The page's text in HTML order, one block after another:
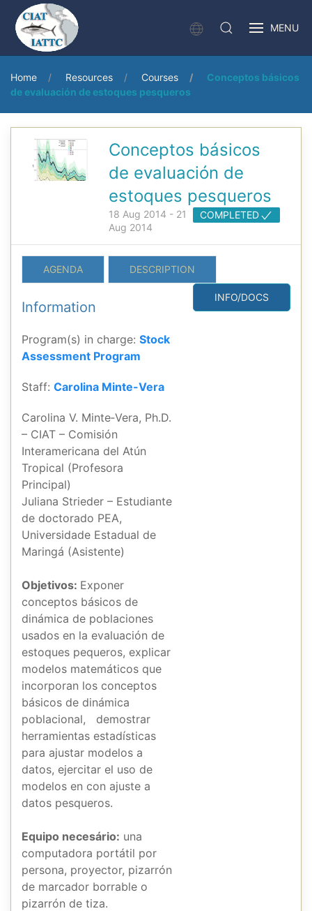
MENU
Home Resources Courses
Conceptos básicos
de evaluación de estoques pesqueros
Conceptos básicos
de evaluación de
estoques pesqueros
COMPLETED
18 Aug 2014 - 21
Aug 2014
AGENDA DESCRIPTION
INFO/DOCS
Information
Program(s) in charge: Stock
Assessment Program
Staff: Carolina Minte-Vera
Carolina V. Minte‐Vera, Ph.D.
– CIAT – Comisión
Interamericana del Atún
Tropical (Profesora
Principal)
Juliana Strieder – Estudiante
de doctorado PEA,
Universidade Estadual de
Maringá (Asistente)
Objetivos: Exponer
conceptos básicos de
dinámica de poblaciones
usados en la evaluación de
estoques pequeros, explicar
modelos matemáticos que
incorporan los conceptos
básicos de dinámica
poblacional, demostrar
herramientas estadísticas
para ajustar modelos a
datos, ejercitar el uso de
modelos en con ajuste a
datos pesqueros.
Equipo necesário: una
computadora portátil por
persona, proyector, pizarrón
de marcador borrable o
pizarrón de tiza.